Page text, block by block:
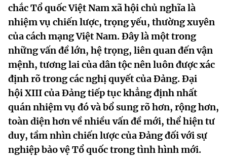
Cơ cấu tổ chức
Lịch sử phát triển
Sở Khoa học và Công nghệ
Khoa học và Công nghệ
Đổi mới sáng tạo
Chuyển đổi số
Bưu chính, Viễn thông
Sở hữu trí tuệ
Tiêu chuẩn, đo lường, chất lượng
Dịch vụ công
Hệ thống văn bản
Văn bản QPPL
Văn bản chỉ đạo điều hành
Lấy ý kiến người dân về dự thảo VBQPPL
MST IOFFICE
THỐNG KÊ
Khoa học và Công nghệ
Đổi mới sáng tạo
Multimedia
THƯ ĐIỆN TỬ
Khác
chắc Tổ quốc Việt Nam xã hội chủ nghĩa là
nhiệm vụ chiến lược, trọng yếu, thường xuyên
của cách mạng Việt Nam. Đây là một trong
những vấn đề lớn, hệ trọng, liên quan đến vận
mệnh, tương lai của dân tộc nên luôn được xác
định rõ trong các nghị quyết của Đảng. Đại
hội XIII của Đảng tiếp tục khẳng định nhất
quán nhiệm vụ đó và bổ sung rõ hơn, rộng hơn,
toàn diện hơn về nhiều vấn đề mới, thể hiện tư
duy, tầm nhìn chiến lược của Đảng đối với sự
nghiệp bảo vệ Tổ quốc trong tình hình mới.